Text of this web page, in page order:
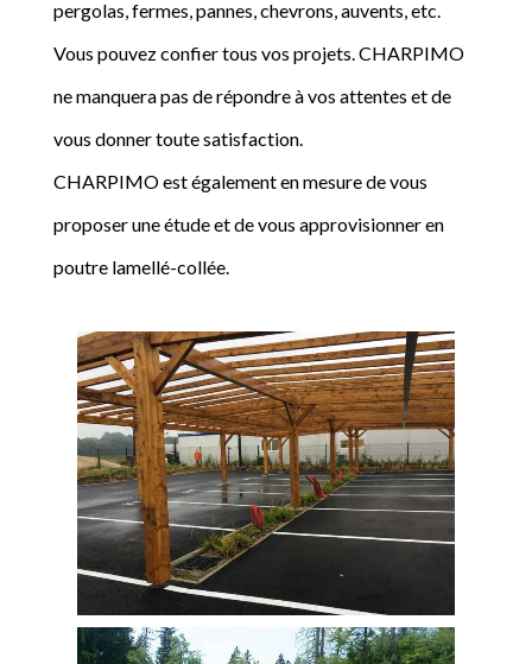
pergolas, fermes, pannes, chevrons, auvents, etc.
Vous pouvez confier tous vos projets. CHARPIMO
ne manquera pas de répondre à vos attentes et de
vous donner toute satisfaction.
CHARPIMO est également en mesure de vous
proposer une étude et de vous approvisionner en
poutre lamellé-collée.